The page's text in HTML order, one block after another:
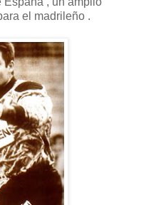
el madrileño .